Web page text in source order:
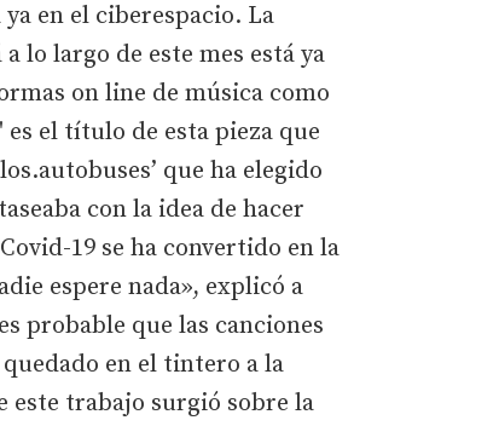
en el ciberespacio. La
lo largo de este mes está ya
on line de música como
el título de esta pieza que
que ha elegido
con la idea de hacer
19 se ha convertido en la
espere nada», explicó a
probable que las canciones
en el tintero a la
este trabajo surgió sobre la